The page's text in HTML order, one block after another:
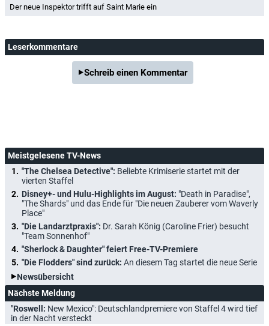
Der neue Inspektor trifft auf Saint Marie ein
Leserkommentare
Schreib einen Kommentar
Meistgelesene TV-News
"The Chelsea Detective": Beliebte Krimiserie startet mit der
vierten Staffel
Disney+- und Hulu-Highlights im August: "Death in Paradise",
"The Shards" und das Ende für "Die neuen Zauberer vom Waverly
Place"
"Die Landarztpraxis": Dr. Sarah König (Caroline Frier) besucht
"Team Sonnenhof"
"Sherlock & Daughter" feiert Free-TV-Premiere
"Die Flodders" sind zurück: An diesem Tag startet die neue Serie
Newsübersicht
Nächste Meldung
"Roswell: New Mexico": Deutschlandpremiere von Staffel 4 wird tief
in der Nacht versteckt